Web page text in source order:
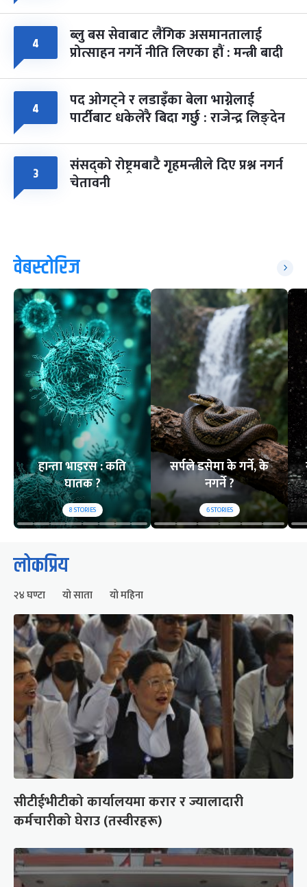
४ ब्लु बस सेवाबाट लैंगिक असमानतालाई
प्रोत्साहन नगर्ने नीति लिएका हौं : मन्त्री बादी
४ पद ओगट्ने र लडाइँका बेला भाग्नेलाई
पार्टीबाट धकेलेरै बिदा गर्छु : राजेन्द्र लिङ्देन
३ संसद्को रोष्ट्रमबाटै गृहमन्त्रीले दिए प्रश्न नगर्न
चेतावनी
वेबस्टोरिज
हान्ता भाइरस : कति
घातक ?
8STORIES
सर्पले डसेमा के गर्ने, के
नगर्ने ?
6STORIES
लोकप्रिय
२४ घण्टा यो साता यो महिना
सीटीईभीटीको कार्यालयमा करार र ज्यालादारी
कर्मचारीको घेराउ (तस्वीरहरू)